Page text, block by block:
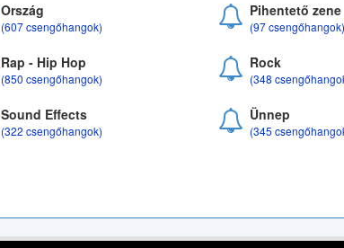
Ország
(607 csengőhangok)
Pihentető zene
(97 csengőhangok)
Rap - Hip Hop
(850 csengőhangok)
Rock
(348
Sound Effects
(322 csengőhangok)
Ünnep
(345